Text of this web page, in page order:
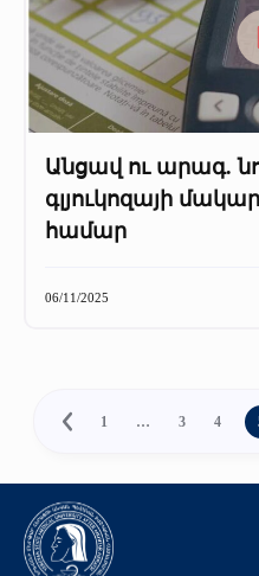
Անցավ ու արագ.
գլյուկոզայի
համար
06/11/2025
1 … 3 4